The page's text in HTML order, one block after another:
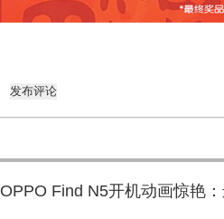
发布评论
OPPO Find N5开机动画惊艳